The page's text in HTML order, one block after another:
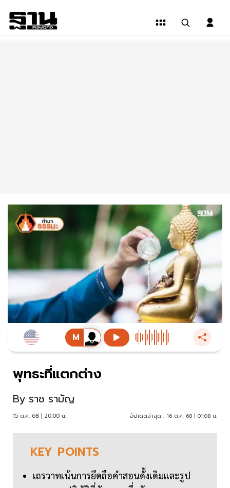
พุทธะ​ที่แตกต่าง
By ราช รามัญ
15 ต.ค. 68 | 20:00 น. อัปเดตล่าสุด : 16 ต.ค. 68 | 01:08 น.
KEY POINTS
เถรวาทเน้นการยึดถือคำสอนดั้งเดิมและรูป